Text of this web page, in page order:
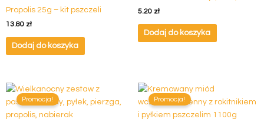
Propolis 25g – kit pszczeli
13.80 zł
Dodaj do koszyka
5.20 zł
Dodaj do koszyka
Promocja!
Pierwotna
cena
wynosiła:
129.00 zł.
Aktualna
wynosi:
99.00 zł.
Promocja!
Pierwotna
cena
wynosiła:
55.50 zł.
Aktualna
wynosi:
49.50 zł.
Ten
produkt
ma